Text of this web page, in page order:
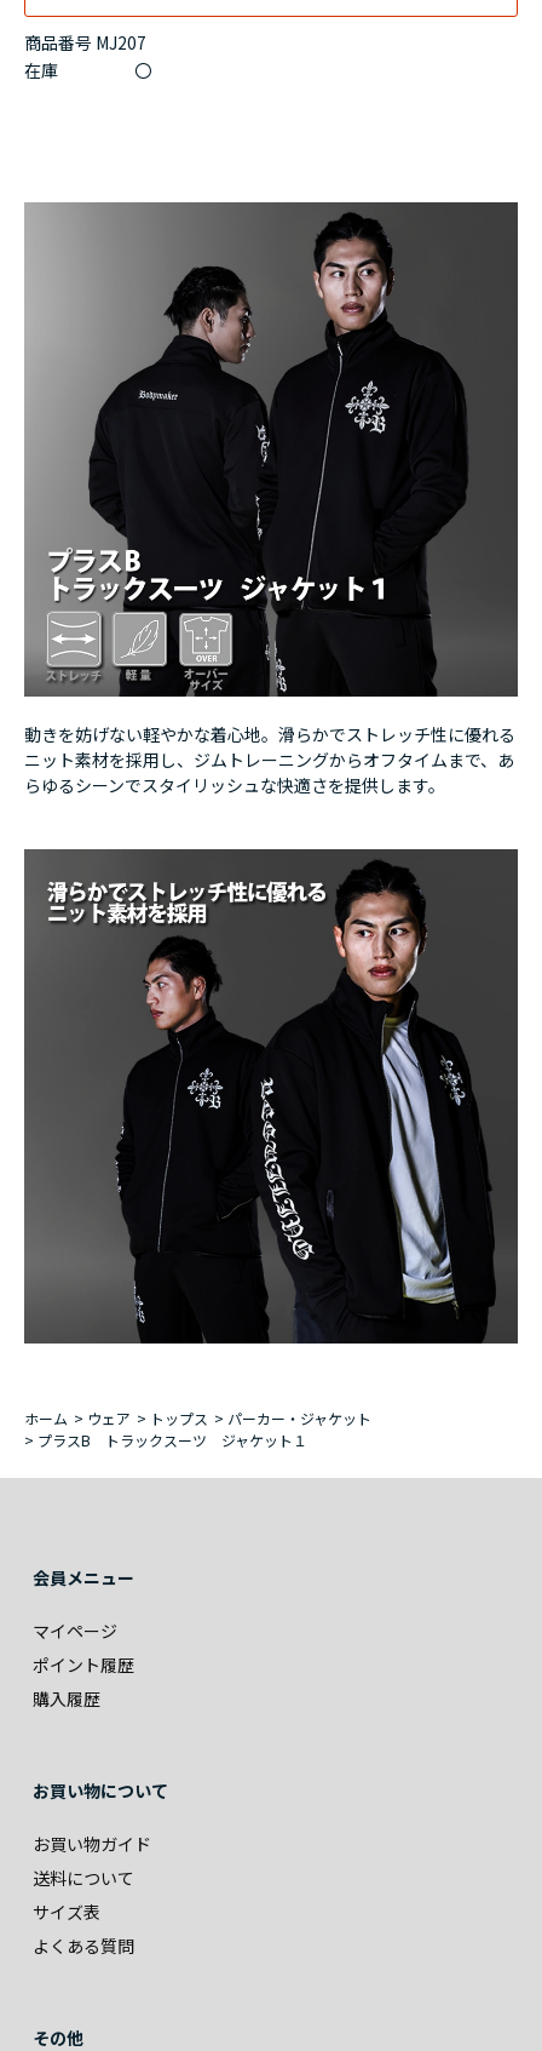
商品番号 MJ207
在庫 〇
動きを妨げない軽やかな着心地。滑らかでストレッチ性に優れる
ニット素材を採用し、ジムトレーニングからオフタイムまで、あ
らゆるシーンでスタイリッシュな快適さを提供します。
ホーム > ウェア > トップス > パーカー・ジャケット
> プラスB トラックスーツ ジャケット１
会員メニュー
マイページ
ポイント履歴
購入履歴
お買い物について
お買い物ガイド
送料について
サイズ表
よくある質問
その他